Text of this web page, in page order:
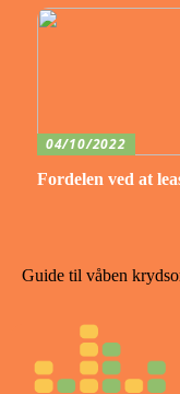
04/10/2022
Fordelen ved at
Guide til våben